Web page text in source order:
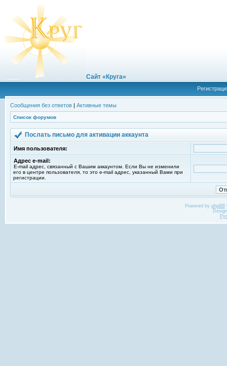
Сайт «Круга»
Сообщения без ответов | Активные темы
Список форумов
Послать письмо для активации аккаунта
Имя пользователя:
Адрес e-mail:
E-mail адрес, связанный с Вашим аккаунтом. Если Вы не изменили
его в центре пользователя, то это e-mail адрес, указанный Вами при
регистрации.
Powered by phpBB